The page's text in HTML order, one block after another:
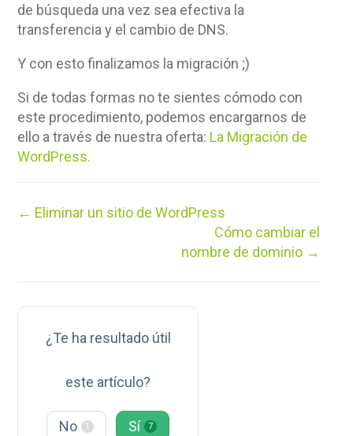
de búsqueda una vez sea efectiva la
transferencia y el cambio de DNS.
Y con esto finalizamos la migración ;)
Si de todas formas no te sientes cómodo con
este procedimiento, podemos encargarnos de
ello a través de nuestra oferta: La Migración de
WordPress.
Navegación
← Eliminar un sitio de WordPress
Cómo cambiar el
nombre de dominio →
¿Te ha resultado útil
este artículo?
No 1 Sí 7